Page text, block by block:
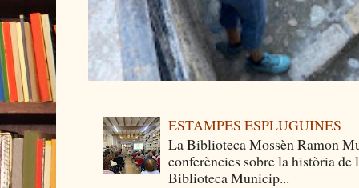
ESTAMPES ESPLUGUINES
La Biblioteca Mossèn Ramon
conferències sobre la història
Biblioteca Municip...